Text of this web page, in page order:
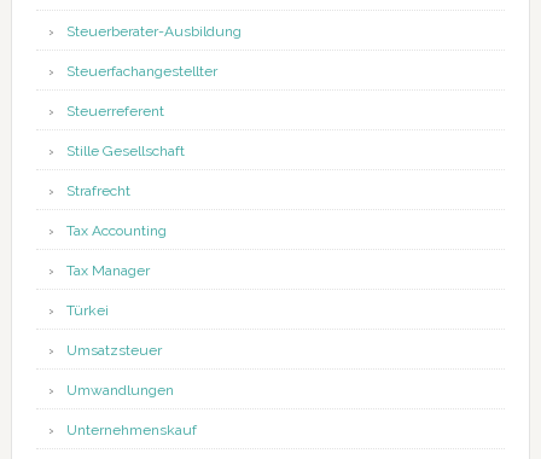
Steuerberater-Ausbildung
Steuerfachangestellter
Steuerreferent
Stille Gesellschaft
Strafrecht
Tax Accounting
Tax Manager
Türkei
Umsatzsteuer
Umwandlungen
Unternehmenskauf